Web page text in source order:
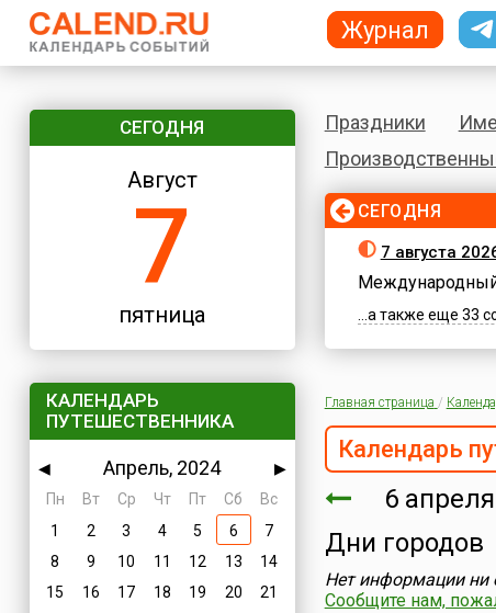
СЕГОДНЯ
Август
7
пятница
КАЛЕНДАРЬ
ПУТЕШЕСТВЕННИКА
◀ Апрель, 2024
▶
Пн
Вт Ср Чт Пт Сб
Вс
1
2 3 4 5 6
7
8
9 10 11 12 13
14
15
16 17 18 19 20
21
Праздники
СЕГОДНЯ
7 августа
...а также еще 33
Главная страница /
Календарь
6 апреля
Дни городов
Нет информации ни
Сообщите нам,
Журнал